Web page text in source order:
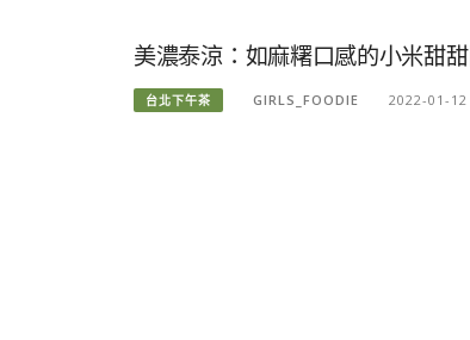
美濃泰涼：如麻糬口感的小米甜
台北下午茶 GIRLS_FOODIE 2022-01-12